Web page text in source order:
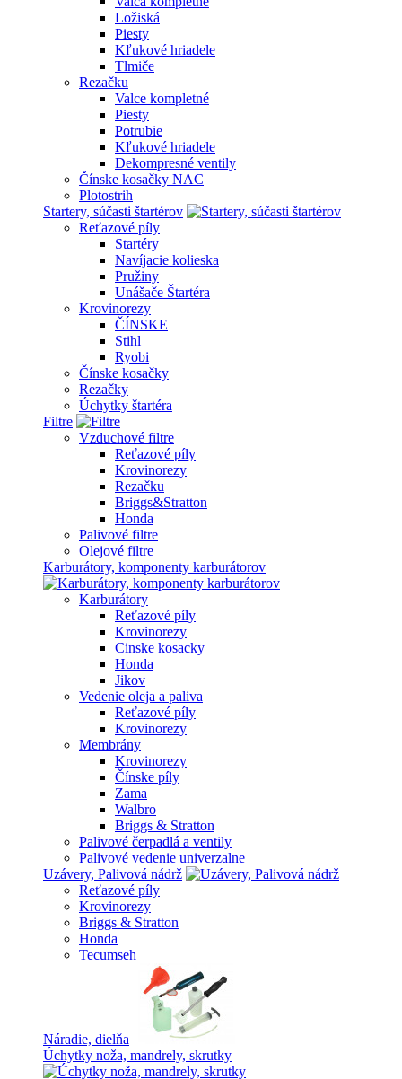
Ložiská
Piesty
Kľukové hriadele
Tlmiče
Rezačku
Valce kompletné
Piesty
Potrubie
Kľukové hriadele
Dekompresné ventily
Čínske kosačky NAC
Plotostrih
Startery, súčasti štartérov
Reťazové píly
Startéry
Navíjacie kolieska
Pružiny
Unášače Štartéra
Krovinorezy
ČÍNSKE
Stihl
Ryobi
Čínske kosačky
Rezačky
Úchytky štartéra
Filtre
Vzduchové filtre
Reťazové píly
Krovinorezy
Rezačku
Briggs&Stratton
Honda
Palivové filtre
Olejové filtre
Karburátory, komponenty karburátorov
Karburátory
Reťazové píly
Krovinorezy
Cinske kosacky
Honda
Jikov
Vedenie oleja a paliva
Reťazové píly
Krovinorezy
Membrány
Krovinorezy
Čínske píly
Zama
Walbro
Briggs & Stratton
Palivové čerpadlá a ventily
Palivové vedenie univerzalne
Uzávery, Palivová nádrž
Reťazové píly
Krovinorezy
Briggs & Stratton
Honda
Tecumseh
Náradie, dielňa
Úchytky noža, mandrely, skrutky